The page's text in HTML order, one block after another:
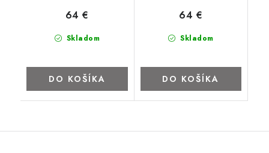
Skladom
64 €
DO KOŠÍKA
Skladom
64 €
DO KOŠÍKA